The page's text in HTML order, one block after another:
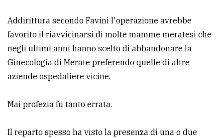
Addirittura secondo Favini l'operazione avrebbe
favorito il riavvicinarsi di molte mamme meratesi che
negli ultimi anni hanno scelto di abbandonare la
Ginecologia di Merate preferendo quelle di altre
aziende ospedaliere vicine.
Mai profezia fu tanto errata.
Il reparto spesso ha visto la presenza di una o due